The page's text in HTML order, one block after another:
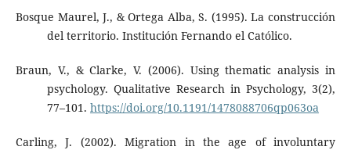
Bosque Maurel, J., & Ortega Alba, S. (1995). La construcción
del territorio. Institución Fernando el Católico.
Braun, V., & Clarke, V. (2006). Using thematic analysis in
psychology. Qualitative Research in Psychology, 3(2),
77–101. https://doi.org/10.1191/1478088706qp063oa
Carling, J. (2002). Migration in the age of involuntary